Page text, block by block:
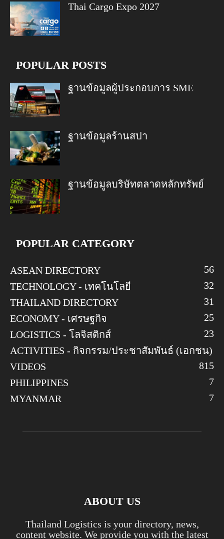
Thai Cargo Expo 2027
POPULAR POSTS
ฐานข้อมูลผู้ประกอบการ SME
ฐานข้อมูลร้านสปา
ฐานข้อมูลบริษัทตลาดหลักทรัพย์
POPULAR CATEGORY
ASEAN DIRECTORY
56
TECHNOLOGY - เทคโนโลยี
32
THAILAND DIRECTORY
31
ECONOMY - เศรษฐกิจ
25
LOGISTICS - โลจิสติกส์
23
ACTIVITIES - กิจกรรม/ประชาสัมพันธ์ (เอกชน)
15
VIDEOS
8
PHILIPPINES
7
MYANMAR
7
ABOUT US
Thailand Logistics is your directory, news,
content website. We provide you with the latest